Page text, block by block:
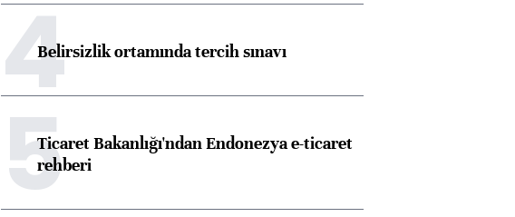
4Belirsizlik ortamında tercih sınavı
5Ticaret Bakanlığı'ndan Endonezya e-ticaret
rehberi